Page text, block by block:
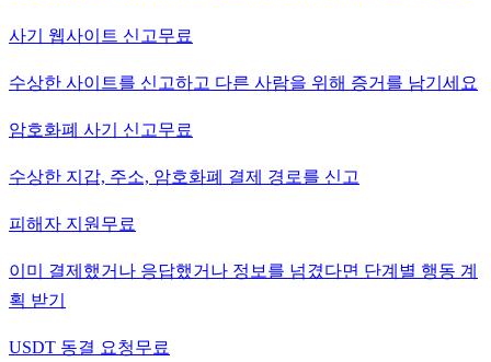
사기 웹사이트 신고무료
수상한 사이트를 신고하고 다른 사람을 위해 증거를 남기세요
암호화폐 사기 신고무료
수상한 지갑, 주소, 암호화폐 결제 경로를 신고
피해자 지원 무료
이미 결제했거나 응답했거나 정보를 넘겼다면 단계별 행동 계
획 받기
USDT 동결 요청무료